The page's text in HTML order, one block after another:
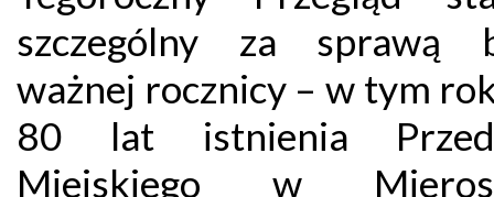
szczególny za sprawą
ważnej rocznicy – w tym
80 lat istnienia
Miejskiego w